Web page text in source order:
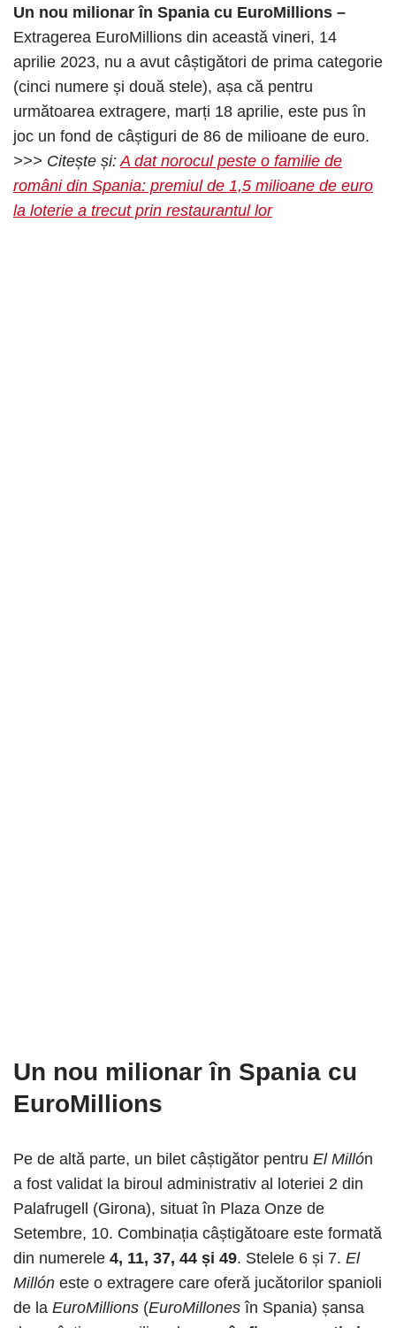
Un nou milionar în Spania cu EuroMillions –
Extragerea EuroMillions din această vineri, 14
aprilie 2023, nu a avut câștigători de prima categorie
(cinci numere și două stele), așa că pentru
următoarea extragere, marți 18 aprilie, este pus în
joc un fond de câștiguri de 86 de milioane de euro.
>>> Citește și: A dat norocul peste o familie de
români din Spania: premiul de 1,5 milioane de euro
la loterie a trecut prin restaurantul lor
Un nou milionar în Spania cu
EuroMillions
Pe de altă parte, un bilet câștigător pentru El Millón
a fost validat la biroul administrativ al loteriei 2 din
Palafrugell (Girona), situat în Plaza Onze de
Setembre, 10. Combinația câștigătoare este formată
din numerele 4, 11, 37, 44 și 49. Stelele 6 și 7. El
Millón este o extragere care oferă jucătorilor spanioli
de la EuroMillions (EuroMillones în Spania) șansa